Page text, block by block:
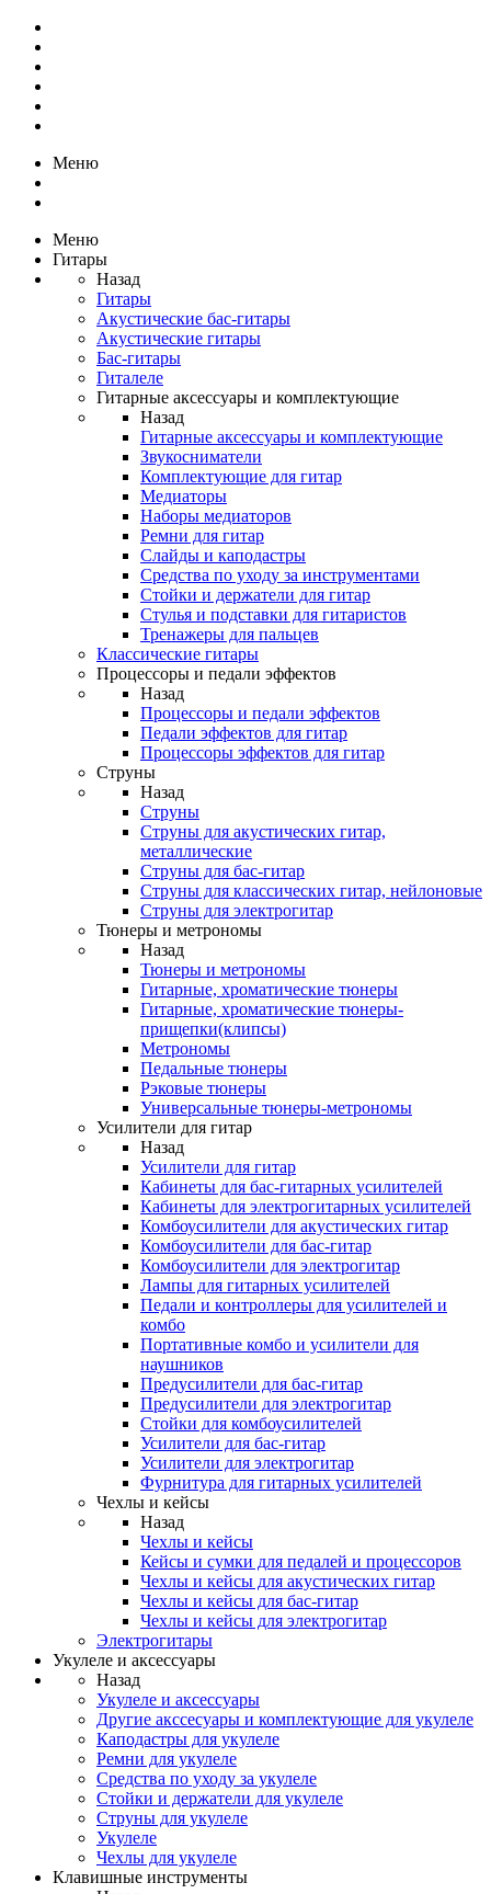
Меню
Меню
Гитары
Назад
Гитары
Акустические бас-гитары
Акустические гитары
Бас-гитары
Гиталеле
Гитарные аксессуары и комплектующие
Назад
Гитарные аксессуары и комплектующие
Звукосниматели
Комплектующие для гитар
Медиаторы
Наборы медиаторов
Ремни для гитар
Слайды и каподастры
Средства по уходу за инструментами
Стойки и держатели для гитар
Стулья и подставки для гитаристов
Тренажеры для пальцев
Классические гитары
Процессоры и педали эффектов
Назад
Процессоры и педали эффектов
Педали эффектов для гитар
Процессоры эффектов для гитар
Струны
Назад
Струны
Струны для акустических гитар,
металлические
Струны для бас-гитар
Струны для классических гитар, нейлоновые
Струны для электрогитар
Тюнеры и метрономы
Назад
Тюнеры и метрономы
Гитарные, хроматические тюнеры
Гитарные, хроматические тюнеры-
прищепки(клипсы)
Метрономы
Педальные тюнеры
Рэковые тюнеры
Универсальные тюнеры-метрономы
Усилители для гитар
Назад
Усилители для гитар
Кабинеты для бас-гитарных усилителей
Кабинеты для электрогитарных усилителей
Комбоусилители для акустических гитар
Комбоусилители для бас-гитар
Комбоусилители для электрогитар
Лампы для гитарных усилителей
Педали и контроллеры для усилителей и
комбо
Портативные комбо и усилители для
наушников
Предусилители для бас-гитар
Предусилители для электрогитар
Стойки для комбоусилителей
Усилители для бас-гитар
Усилители для электрогитар
Фурнитура для гитарных усилителей
Чехлы и кейсы
Назад
Чехлы и кейсы
Кейсы и сумки для педалей и процессоров
Чехлы и кейсы для акустических гитар
Чехлы и кейсы для бас-гитар
Чехлы и кейсы для электрогитар
Электрогитары
Укулеле и аксессуары
Назад
Укулеле и аксессуары
Другие акссесуары и комплектующие для укулеле
Каподастры для укулеле
Ремни для укулеле
Средства по уходу за укулеле
Стойки и держатели для укулеле
Струны для укулеле
Укулеле
Чехлы для укулеле
Клавишные инструменты